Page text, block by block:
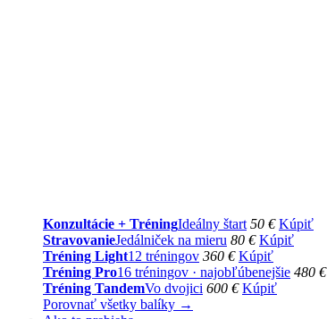
Konzultácie + TréningIdeálny štart 50 € Kúpiť
StravovanieJedálniček na mieru 80 € Kúpiť
Tréning Light12 tréningov 360 € Kúpiť
Tréning Pro16 tréningov · najobľúbenejšie 480 €
Tréning TandemVo dvojici 600 € Kúpiť
Porovnať všetky balíky →